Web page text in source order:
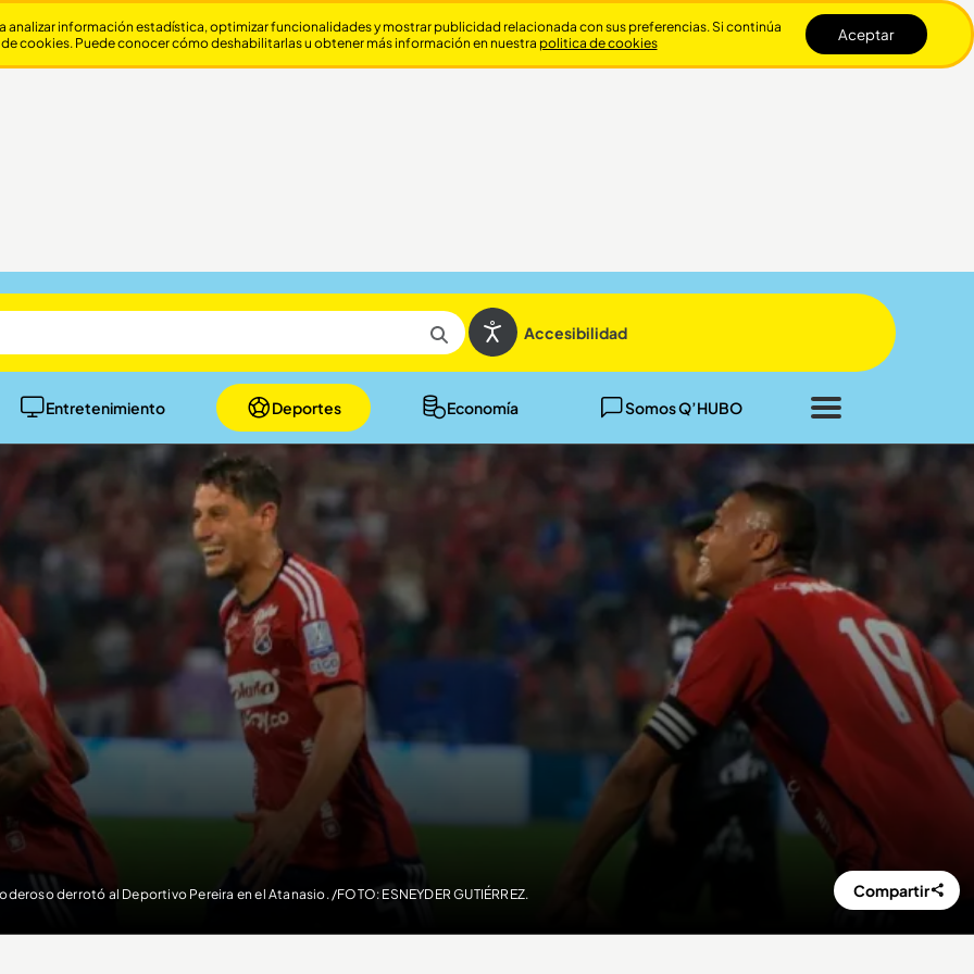
Accesibilidad
Entretenimiento Deportes Economía Somos Q’HUBO
Cerrar
derrotó al Deportivo Pereira en el Atanasio. /FOTO: ESNEYDER GUTIÉRREZ. Compartir
información estadística, optimizar funcionalidades y mostrar publicidad relacionada con sus preferencias. Si continúa
cookies. Puede conocer cómo deshabilitarlas u obtener más información en nuestra politica de cookies Aceptar